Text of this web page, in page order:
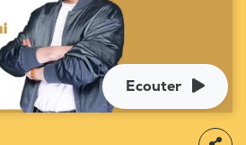
Ecouter